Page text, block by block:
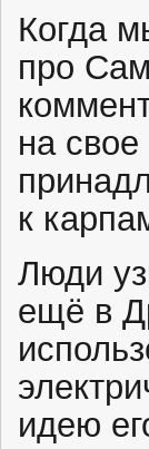
Когда
про
на
к
Люди
ещё в
идею